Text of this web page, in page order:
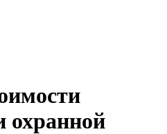
охранной